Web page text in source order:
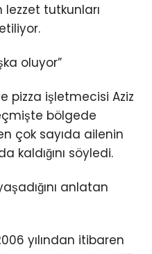
lezzet tutkunları
oluyor”
pizza işletmecisi Aziz
bölgede
çok sayıda ailenin
kaldığını söyledi.
anlatan
yılından itibaren